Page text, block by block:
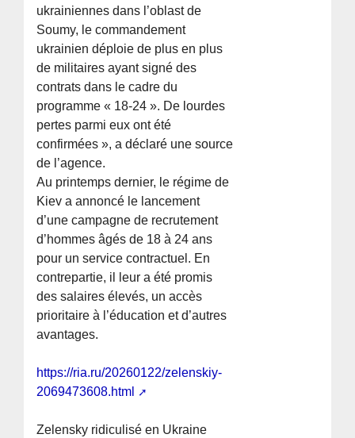
ukrainiennes dans l’oblast de
Soumy, le commandement
ukrainien déploie de plus en plus
de militaires ayant signé des
contrats dans le cadre du
programme « 18-24 ». De lourdes
pertes parmi eux ont été
confirmées », a déclaré une source
de l’agence.
Au printemps dernier, le régime de
Kiev a annoncé le lancement
d’une campagne de recrutement
d’hommes âgés de 18 à 24 ans
pour un service contractuel. En
contrepartie, il leur a été promis
des salaires élevés, un accès
prioritaire à l’éducation et d’autres
avantages.
https://ria.ru/20260122/zelenskiy-
2069473608.html
Zelensky ridiculisé en Ukraine